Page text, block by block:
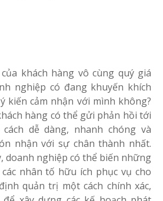
khách hàng vô cùng quý giá
nghiệp có đang khuyến khích
kiến cảm nhận với mình không?
hàng có thể gửi phản hồi tới
dễ dàng, nhanh chóng và
nhận với sự chân thành nhất.
doanh nghiệp có thể biến những
nhân tố hữu ích phục vụ cho
quản trị một cách chính xác,